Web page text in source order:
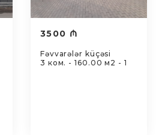
3500 ₼
Fəvvarələr küçəsi
3 ком. - 160.00 м2 - 1